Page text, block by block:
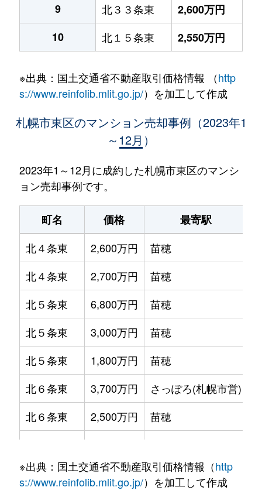
9
北３３条東
2,600万円
10
北１５条東 2,550万円
※出典：国土交通省不動産取引価格情報 （http
s://www.reinfolib.mlit.go.jp/）を加工して作成
札幌市東区のマンション売却事例（2023年1
～12月）
2023年1～12月に成約した札幌市東区のマンシ
ョン売却事例です。
町名 価格 最寄駅
北４条東
2,600万円 苗穂
北４条東
2,700万円 苗穂
北５条東
6,800万円 苗穂
北５条東
3,000万円 苗穂
北５条東
1,800万円 苗穂
北６条東
3,700万円 さっぽろ(札幌市営)
北６条東
2,500万円 苗穂
北６条東
3,400万円 東区役所前
※出典：国土交通省不動産取引価格情報（http
s://www.reinfolib.mlit.go.jp/）を加工して作成